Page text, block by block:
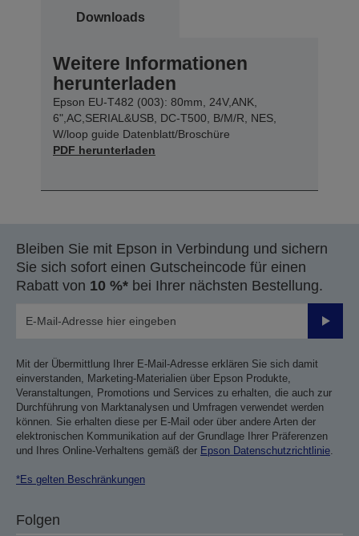
Downloads
Weitere Informationen
herunterladen
Epson EU-T482 (003): 80mm, 24V,ANK,
6",AC,SERIAL&USB, DC-T500, B/M/R, NES,
W/loop guide Datenblatt/Broschüre
PDF herunterladen
Bleiben Sie mit Epson in Verbindung und sichern
Sie sich sofort einen Gutscheincode für einen
Rabatt von 10 %* bei Ihrer nächsten Bestellung.
Mit der Übermittlung Ihrer E-Mail-Adresse erklären Sie sich damit
einverstanden, Marketing-Materialien über Epson Produkte,
Veranstaltungen, Promotions und Services zu erhalten, die auch zur
Durchführung von Marktanalysen und Umfragen verwendet werden
können. Sie erhalten diese per E-Mail oder über andere Arten der
elektronischen Kommunikation auf der Grundlage Ihrer Präferenzen
und Ihres Online-Verhaltens gemäß der Epson Datenschutzrichtlinie
*Es gelten Beschränkungen
Folgen